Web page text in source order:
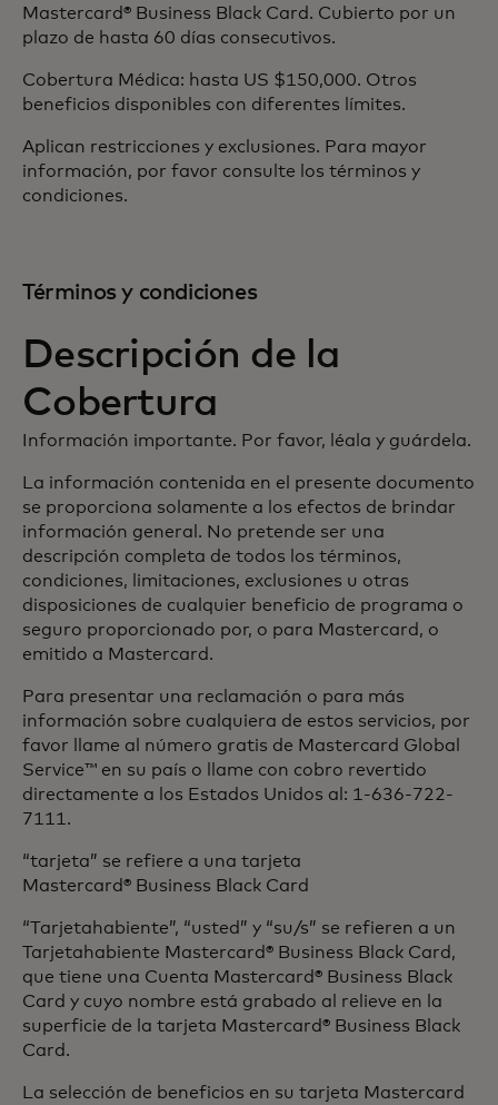
Mastercard® Business Black Card. Cubierto por un
plazo de hasta 60 días consecutivos.
Cobertura Médica: hasta US $150,000. Otros
beneficios disponibles con diferentes límites.
Aplican restricciones y exclusiones. Para mayor
información, por favor consulte los términos y
condiciones.
Términos y condiciones
Descripción de la
Cobertura
Información importante. Por favor, léala y guárdela.
La información contenida en el presente documento
se proporciona solamente a los efectos de brindar
información general. No pretende ser una
descripción completa de todos los términos,
condiciones, limitaciones, exclusiones u otras
disposiciones de cualquier beneficio de programa o
seguro proporcionado por, o para Mastercard, o
emitido a Mastercard.
Para presentar una reclamación o para más
información sobre cualquiera de estos servicios, por
favor llame al número gratis de Mastercard Global
Service™ en su país o llame con cobro revertido
directamente a los Estados Unidos al: 1-636-722-
7111.
“tarjeta” se refiere a una tarjeta
Mastercard® Business Black Card
“Tarjetahabiente”, “usted” y “su/s” se refieren a un
Tarjetahabiente Mastercard® Business Black Card,
que tiene una Cuenta Mastercard® Business Black
Card y cuyo nombre está grabado al relieve en la
superficie de la tarjeta Mastercard® Business Black
Card.
La selección de beneficios en su tarjeta Mastercard